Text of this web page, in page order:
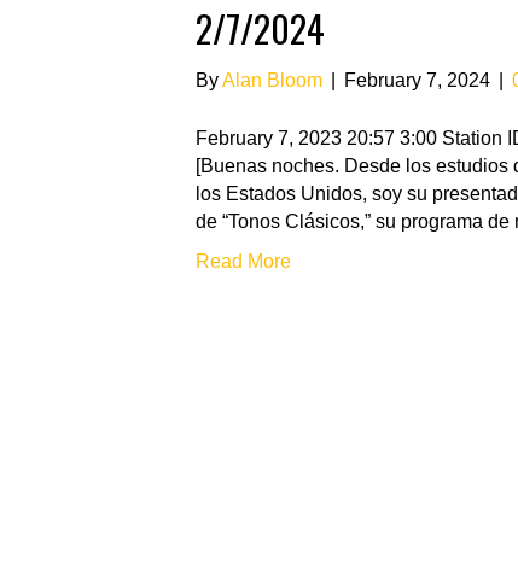
2/7/2024
ByAlan Bloom February 7, 2024
February 7, 2023 20:57 3:00 Station
[Buenas noches. Desde los
los Estados Unidos, soy su
de “Tonos Clásicos,” su programa
Read More